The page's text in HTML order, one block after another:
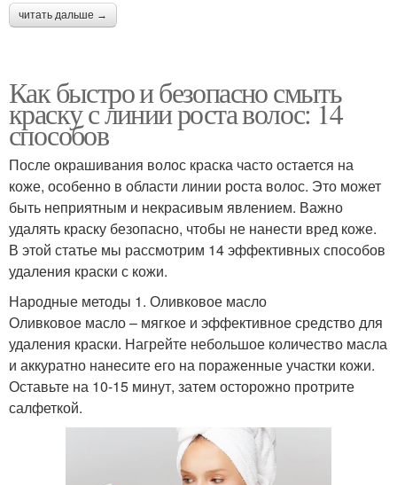
читать дальше →
Как быстро и безопасно смыть
краску с линии роста волос: 14
способов
После окрашивания волос краска часто остается на
коже, особенно в области линии роста волос. Это может
быть неприятным и некрасивым явлением. Важно
удалять краску безопасно, чтобы не нанести вред коже.
В этой статье мы рассмотрим 14 эффективных способов
удаления краски с кожи.
Народные методы 1. Оливковое масло
Оливковое масло – мягкое и эффективное средство для
удаления краски. Нагрейте небольшое количество масла
и аккуратно нанесите его на пораженные участки кожи.
Оставьте на 10-15 минут, затем осторожно протрите
салфеткой.